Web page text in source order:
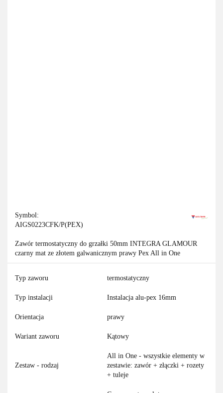
Symbol:
AIGS0223CFK/P(PEX)
Zawór termostatyczny do grzałki 50mm INTEGRA GLAMOUR
czarny mat ze złotem galwanicznym prawy Pex All in One
Typ zaworu termostatyczny
Typ instalacji Instalacja alu-pex 16mm
Orientacja prawy
Wariant zaworu Kątowy
Zestaw - rodzaj
All in One - wszystkie elementy w
zestawie: zawór + złączki + rozety
+ tuleje